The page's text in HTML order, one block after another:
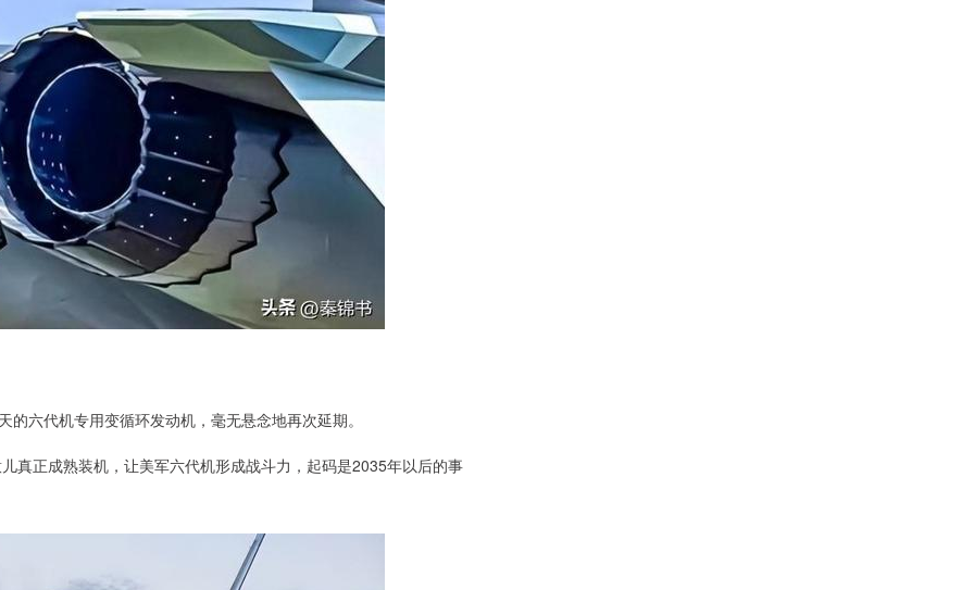
六代机专用变循环发动机，毫无悬念地再次延期。
真正成熟装机，让美军六代机形成战斗力，起码是2035年以后的事